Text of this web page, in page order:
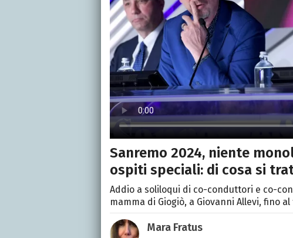
Sanremo 2024, niente
ospiti speciali: di cosa si
Addio a soliloqui di co-conduttori e co-
mamma di Giogiò, a Giovanni Allevi, fino
Mara Fratus